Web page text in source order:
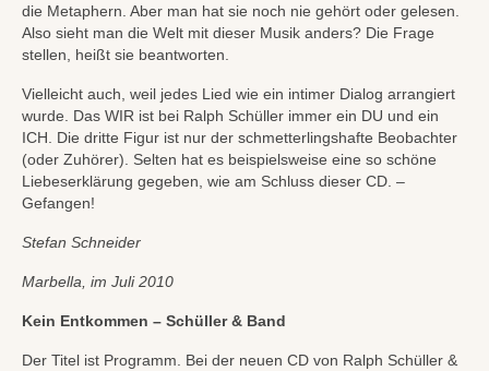
die Metaphern. Aber man hat sie noch nie gehört oder gelesen.
Also sieht man die Welt mit dieser Musik anders? Die Frage
stellen, heißt sie beantworten.
Vielleicht auch, weil jedes Lied wie ein intimer Dialog arrangiert
wurde. Das WIR ist bei Ralph Schüller immer ein DU und ein
ICH. Die dritte Figur ist nur der schmetterlingshafte Beobachter
(oder Zuhörer). Selten hat es beispielsweise eine so schöne
Liebeserklärung gegeben, wie am Schluss dieser CD. –
Gefangen!
Stefan Schneider
Marbella, im Juli 2010
Kein Entkommen – Schüller & Band
Der Titel ist Programm. Bei der neuen CD von Ralph Schüller &